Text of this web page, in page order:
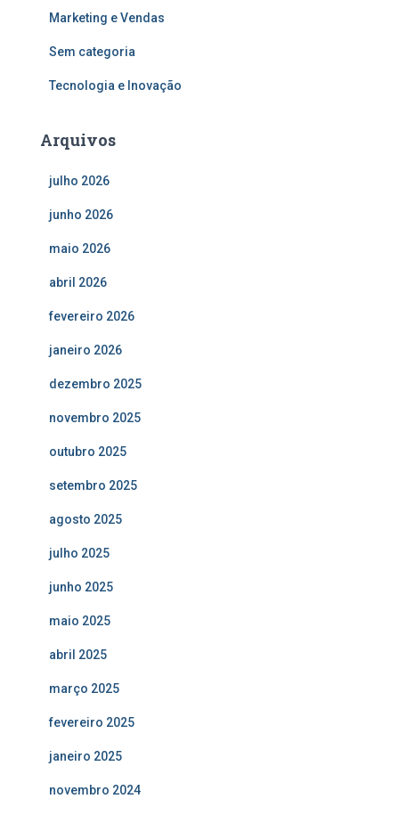
Marketing e Vendas
Sem categoria
Tecnologia e Inovação
Arquivos
julho 2026
junho 2026
maio 2026
abril 2026
fevereiro 2026
janeiro 2026
dezembro 2025
novembro 2025
outubro 2025
setembro 2025
agosto 2025
julho 2025
junho 2025
maio 2025
abril 2025
março 2025
fevereiro 2025
janeiro 2025
novembro 2024